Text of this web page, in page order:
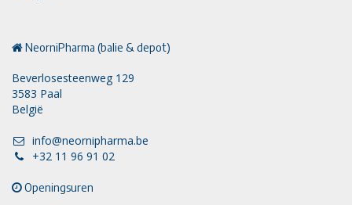
NeorniPharma (balie & depot)
Beverlosesteenweg 129
3583 Paal
België
info@neornipharma.be
+32 11 96 91 02
Openingsuren